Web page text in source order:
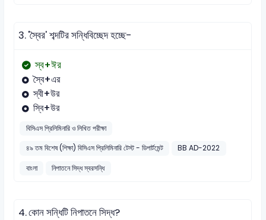
3.'স্বৈর' শব্দটির সন্ধিবিচ্ছেদ হচ্ছে-
স্ব+ঈর
স্বৈ+এর
স্বী+উর
স্বি+উর
বিসিএস প্রিলিমিনারি ও লিখিত পরীক্ষা
৪৯ তম বিশেষ (শিক্ষা) বিসিএস প্রিলিমিনারি টেস্ট - ডিপার্টমেন্ট
BB AD-2022
বাংলা
নিপাতনে সিদ্ধ স্বরসন্ধি
4.কোন সন্ধিটি নিপাতনে সিদ্ধ?